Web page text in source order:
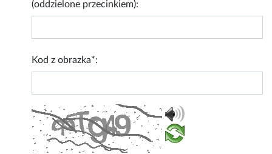
(oddzielone przecinkiem):
Kod z obrazka*: